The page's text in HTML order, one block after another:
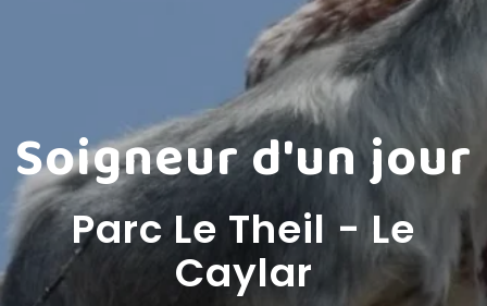
Soigneur d'un jour
Parc Le Theil - Le
Caylar